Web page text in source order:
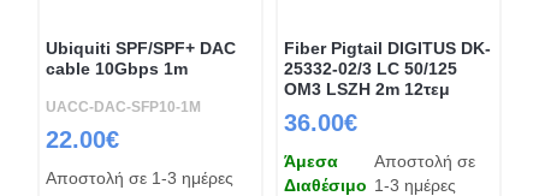
Ubiquiti SPF/SPF+ DAC
cable 10Gbps 1m
UACC-DAC-SFP10-1M
22.00€
Αποστολή σε 1-3 ημέρες
Fiber Pigtail DIGITUS DK-
25332-02/3 LC 50/125
OM3 LSZH 2m 12τεμ
36.00€
Άμεσα
Διαθέσιμο
Αποστολή σε
1-3 ημέρες